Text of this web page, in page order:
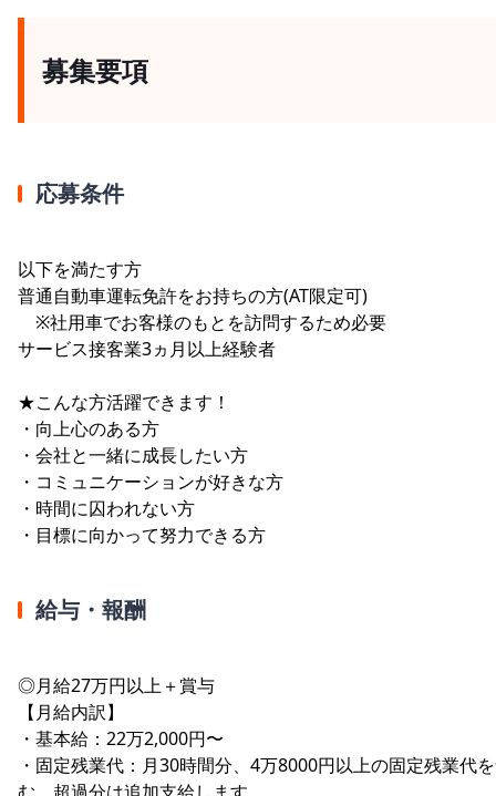
募集要項
応募条件
以下を満たす方
普通自動車運転免許をお持ちの方(AT限定可)
※社用車でお客様のもとを訪問するため必要
サービス接客業3ヵ月以上経験者
★こんな方活躍できます！
・向上心のある方
・会社と一緒に成長したい方
・コミュニケーションが好きな方
・時間に囚われない方
・目標に向かって努力できる方
給与・報酬
◎月給27万円以上＋賞与
【月給内訳】
・基本給：22万2,000円〜
・固定残業代：月30時間分、4万8000円以上の固定残業代